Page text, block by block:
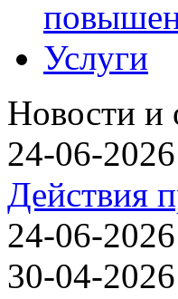
Услуги
Новости и
24-06-2026
Действия
24-06-2026
30-04-2026